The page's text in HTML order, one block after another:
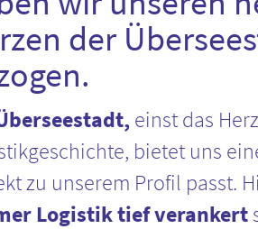
der
einst das
bietet uns
zu unserem Profil passt.
Logistik tief verankert